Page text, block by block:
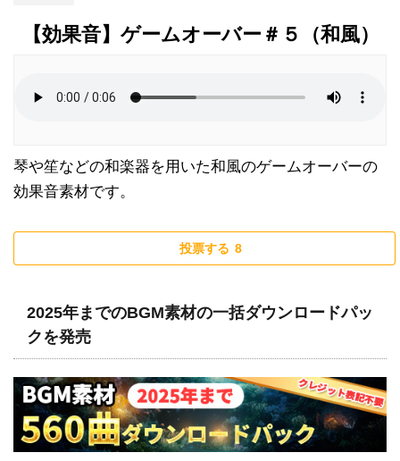
お問合せ
【効果音】ゲームオーバー＃５（和風）
琴や笙などの和楽器を用いた和風のゲームオーバーの
効果音素材です。
投票する 8
2025年までのBGM素材の一括ダウンロードパッ
クを発売